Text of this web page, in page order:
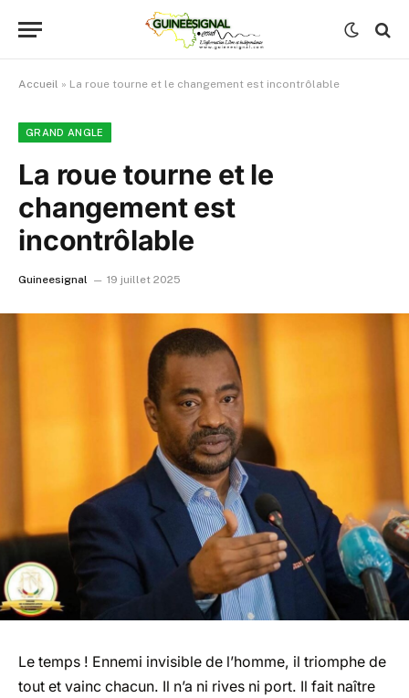
Accueil » La roue tourne et le changement est incontrôlable
GRAND ANGLE
La roue tourne et le
changement est
incontrôlable
Guineesignal 19 juillet 2025
Le temps ! Ennemi invisible de l’homme, il triomphe de
tout et vainc chacun. Il n’a ni rives ni port. Il fait naître